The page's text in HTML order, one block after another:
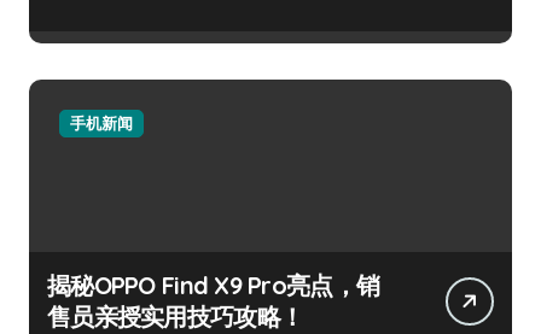
手机新闻
揭秘OPPO Find X9 Pro亮点，销
售员亲授实用技巧攻略！